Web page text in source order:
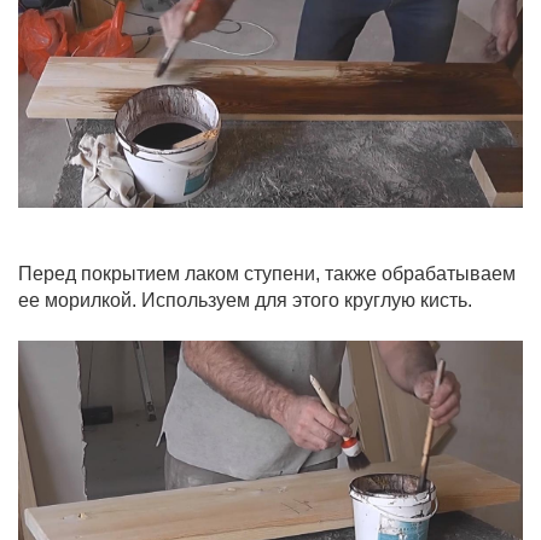
Перед покрытием лаком ступени, также обрабатываем
ее морилкой. Используем для этого круглую кисть.